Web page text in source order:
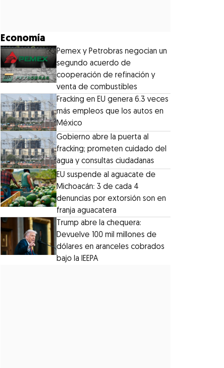
Economía
Pemex y Petrobras negocian un
segundo acuerdo de
cooperación de refinación y
venta de combustibles
Fracking en EU genera 6.3 veces
más empleos que los autos en
México
Gobierno abre la puerta al
fracking; prometen cuidado del
agua y consultas ciudadanas
EU suspende al aguacate de
Michoacán: 3 de cada 4
denuncias por extorsión son en
franja aguacatera
Trump abre la chequera:
Devuelve 100 mil millones de
dólares en aranceles cobrados
bajo la IEEPA